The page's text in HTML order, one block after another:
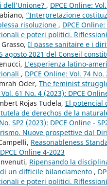
dell’Unione? , DPCE Online:
“Interpretazione
risoluzione , DPCE
e poteri politici.
Il passe sanitaire e i
agosto 2021 del Conseil
L’esperienza latino-
, DPCE Online: Vol. 74
Oder, The feminist
61 No. 4 (2023): DPCE
Rojas Tudela, El potencial
de derechos de la
SP2 (2023): DPCE Online -
Nuove prospettive dal
Reasonableness
Online 4-2023
Ripensando la
un difficile bilanciamento ,
e poteri politici.